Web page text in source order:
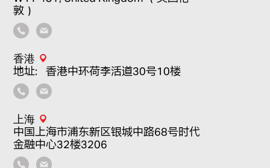
敦）
香港
地址：香港中环荷李活道30号10楼
上海
中国上海市浦东新区银城中路68号时代
金融中心32楼3206